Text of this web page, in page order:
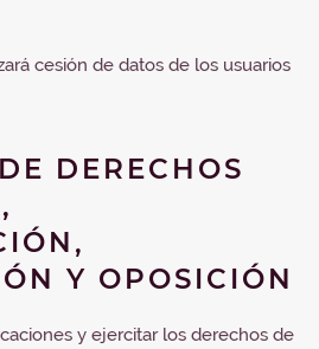
cesión de datos de los usuarios
DERECHOS
Y OPOSICIÓN
y ejercitar los derechos de